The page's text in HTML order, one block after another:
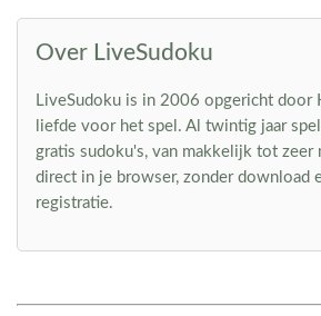
Over LiveSudoku
LiveSudoku is in 2006 opgericht door
liefde voor het spel. Al twintig jaar
gratis sudoku's, van makkelijk tot zeer
direct in je browser, zonder download
registratie.